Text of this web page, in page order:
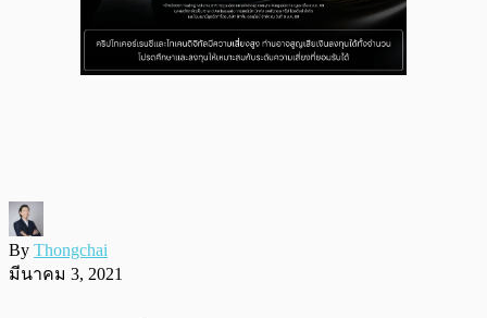
By Thongchai
มีนาคม 3, 2021